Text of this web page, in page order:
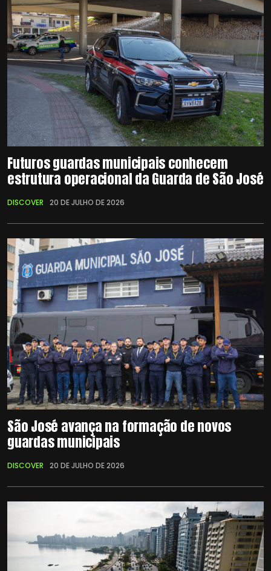
Futuros guardas municipais conhecem
estrutura operacional da Guarda de São José
DISCOVER 20 DE JULHO DE 2026
São José avança na formação de novos
guardas municipais
DISCOVER 20 DE JULHO DE 2026